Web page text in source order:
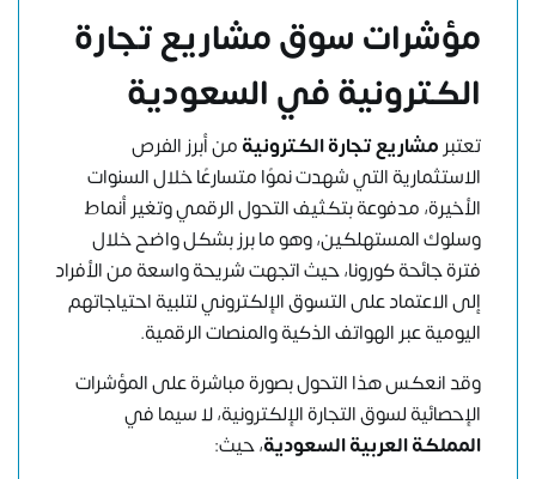
مؤشرات سوق مشاريع تجارة
الكترونية في السعودية
تعتبرمشاريع تجارة الكترونيةمن أبرز الفرص
الاستثمارية التي شهدت نموًا متسارعًا خلال السنوات
الأخيرة، مدفوعة بتكثيف التحول الرقمي وتغير أنماط
وسلوك المستهلكين، وهو ما برز بشكل واضح خلال
فترة جائحة كورونا، حيث اتجهت شريحة واسعة من الأفراد
إلى الاعتماد على التسوق الإلكتروني لتلبية احتياجاتهم
اليومية عبر الهواتف الذكية والمنصات الرقمية.
وقد انعكس هذا التحول بصورة مباشرة على المؤشرات
الإحصائية لسوق التجارة الإلكترونية، لا سيما في
المملكة العربية السعودية، حيث: